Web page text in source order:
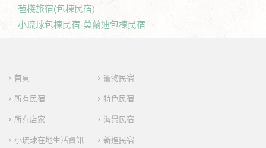
苞棧旅宿(包棟民宿)
小琉球包棟民宿-莫蘭迪包棟民宿
首頁
所有民宿
所有店家
小琉球在地生活資訊
寵物民宿
特色民宿
海景民宿
新進民宿